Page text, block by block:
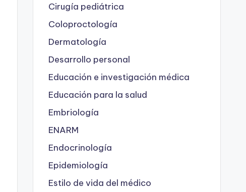
Cirugía pediátrica
Coloproctología
Dermatología
Desarrollo personal
Educación e investigación médica
Educación para la salud
Embriología
ENARM
Endocrinología
Epidemiología
Estilo de vida del médico